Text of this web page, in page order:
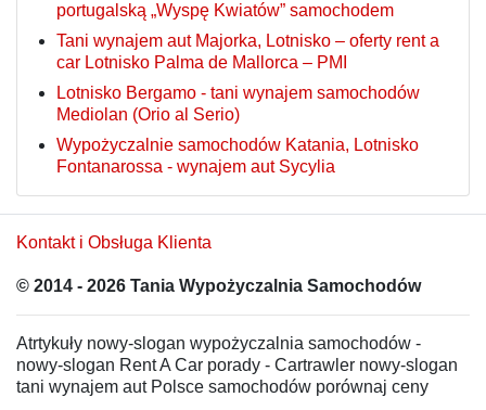
portugalską „Wyspę Kwiatów” samochodem
Tani wynajem aut Majorka, Lotnisko – oferty rent a
car Lotnisko Palma de Mallorca – PMI
Lotnisko Bergamo - tani wynajem samochodów
Mediolan (Orio al Serio)
Wypożyczalnie samochodów Katania, Lotnisko
Fontanarossa - wynajem aut Sycylia
Kontakt i Obsługa Klienta
© 2014 - 2026 Tania Wypożyczalnia Samochodów
Atrtykuły nowy-slogan wypożyczalnia samochodów -
nowy-slogan Rent A Car porady - Cartrawler nowy-slogan
tani wynajem aut Polsce samochodów porównaj ceny